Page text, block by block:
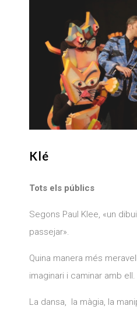
Klé
Tots els públics
Segons Paul Klee, «un
passejar».
Quina manera més
imaginari i caminar amb ell.
La dansa, la màgia, la